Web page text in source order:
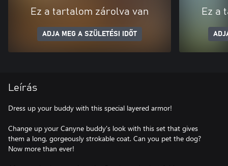
Ez a tartalom zárolva van
ADJA MEG A SZÜLETÉSI IDŐT
Ez a
Leírás
Dress up your buddy with this special layered armor!
Change up your Canyne buddy's look with this set that gives
them a long, gorgeously strokable coat. Can you pet the dog?
Now more than ever!